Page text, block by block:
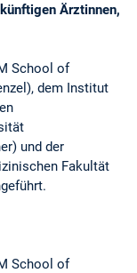
Ärztinnen,
School of
dem Institut
und der
Fakultät
School of